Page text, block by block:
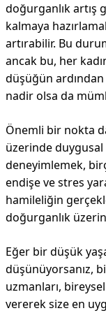
doğurganlık artış
kalmaya
artırabilir. Bu
ancak bu, her
düşüğün ardından
nadir olsa da
Önemli bir nokta
üzerinde duygusal
deneyimlemek,
endişe ve stres
hamileliğin
doğurganlık
Eğer bir düşük
düşünüyorsanız,
uzmanları,
vererek size en